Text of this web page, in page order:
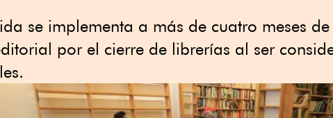
se implementa a más de cuatro meses
por el cierre de librerías al ser